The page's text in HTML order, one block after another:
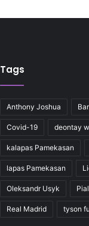
Tags
Anthony Joshua
Covid-19 deontay
kalapas Pamekasan
lapas Pamekasan
Oleksandr Usyk
Real Madrid tyson